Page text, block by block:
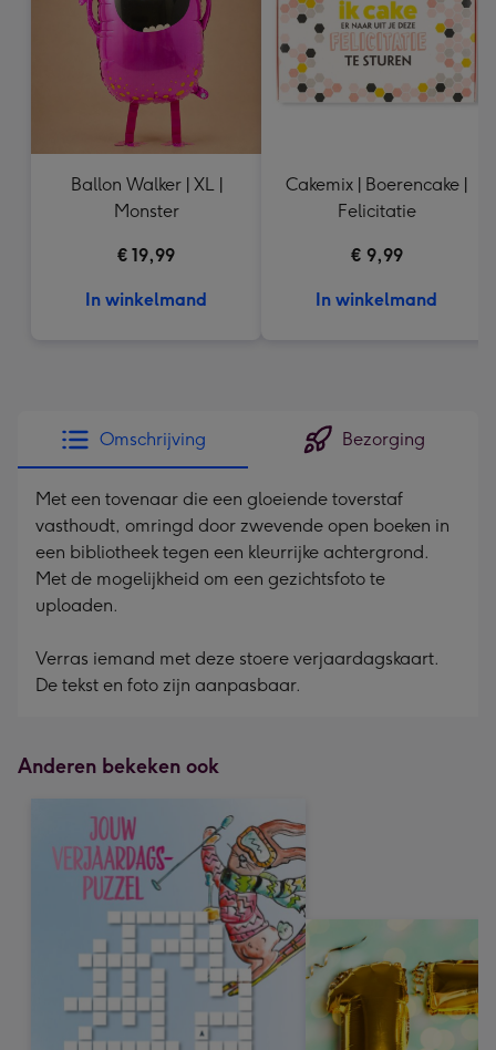
mm
Ballon Walker | XL |
Monster
€ 19,99
In winkelmand
Cakemix | Boerencake |
Felicitatie
€ 9,99
In winkelmand
Omschrijving Bezorging
Met een tovenaar die een gloeiende toverstaf
vasthoudt, omringd door zwevende open boeken in
een bibliotheek tegen een kleurrijke achtergrond.
Met de mogelijkheid om een gezichtsfoto te
uploaden.
Verras iemand met deze stoere verjaardagskaart.
De tekst en foto zijn aanpasbaar.
Anderen bekeken ook